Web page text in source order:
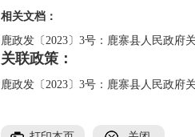
相关文档：
鹿政发〔2023〕3号：鹿寨县人民政府
关联政策：
鹿政发〔2023〕3号：鹿寨县人民政府